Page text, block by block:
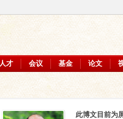
人才 会议 基金 论文
此博文目前为